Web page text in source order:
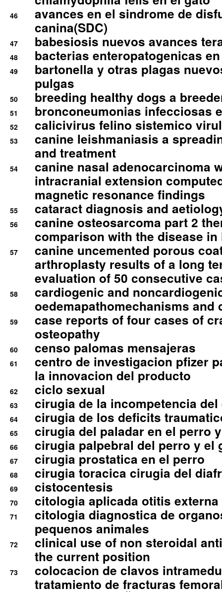
46
avances en el sindrome de
canina(SDC)
47 babesiosis nuevos avances
48 bacterias enteropatogenicas
49
bartonella y otras plagas
pulgas
50 breeding healthy dogs a
51 bronconeumonias infecciosas
52 calicivirus felino sistemico
53
canine leishmaniasis a
and treatment
54
canine nasal adenocarcinoma
intracranial extension
magnetic resonance findings
55 cataract diagnosis and
56
canine osteosarcoma part 2
comparison with the disease in
57
canine uncemented porous
arthroplasty results of a long
evaluation of 50 consecutive
58
cardiogenic and
oedemapathomechanisms and
59
case reports of four cases of
osteopathy
60 censo palomas mensajeras
61
centro de investigacion pfizer
la innovacion del producto
62 ciclo sexual
63 cirugia de la incompetencia
64 cirugia de los deficits
65 cirugia del paladar en el perro
66 cirugia palpebral del perro y el
67 cirugia prostatica en el perro
68 cirugia toracica cirugia del
69 cistocentesis
70 citologia aplicada otitis externa
71
citologia diagnostica de
pequenos animales
72
clinical use of non steroidal
the current position
73
colocacion de clavos
tratamiento de fracturas